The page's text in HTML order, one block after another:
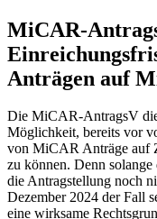
MiCAR-
Anträgen auf
Die MiCAR-AntragsV
Möglichkeit, bereits vor
von MiCAR Anträge auf
zu können. Denn
die Antragstellung noch
Dezember 2024 der Fall
eine wirksame